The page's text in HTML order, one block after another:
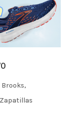
Brooks,
Zapatillas